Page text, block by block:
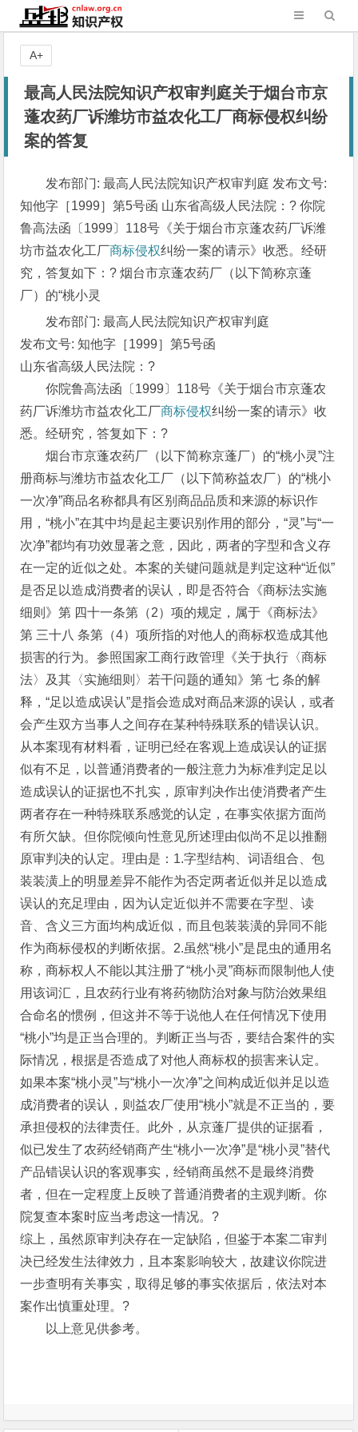
最高人民法院知识产权审判庭关于烟台市京
蓬农药厂诉潍坊市益农化工厂商标侵权纠纷
案的答复
发布部门: 最高人民法院知识产权审判庭 发布文号:
知他字［1999］第5号函 山东省高级人民法院：? 你院
鲁高法函〔1999〕118号《关于烟台市京蓬农药厂诉潍
坊市益农化工厂商标侵权纠纷一案的请示》收悉。经研
究，答复如下：? 烟台市京蓬农药厂（以下简称京蓬
厂）的“桃小灵
发布部门: 最高人民法院知识产权审判庭
发布文号: 知他字［1999］第5号函
山东省高级人民法院：?
你院鲁高法函〔1999〕118号《关于烟台市京蓬农
药厂诉潍坊市益农化工厂商标侵权纠纷一案的请示》收
悉。经研究，答复如下：?
烟台市京蓬农药厂（以下简称京蓬厂）的“桃小灵”注
册商标与潍坊市益农化工厂（以下简称益农厂）的“桃小
一次净”商品名称都具有区别商品品质和来源的标识作
用，“桃小”在其中均是起主要识别作用的部分，“灵”与“一
次净”都均有功效显著之意，因此，两者的字型和含义存
在一定的近似之处。本案的关键问题就是判定这种“近似”
是否足以造成消费者的误认，即是否符合《商标法实施
细则》第 四十一条第（2）项的规定，属于《商标法》
第 三十八 条第（4）项所指的对他人的商标权造成其他
损害的行为。参照国家工商行政管理《关于执行〈商标
法〉及其〈实施细则〉若干问题的通知》第 七 条的解
释，“足以造成误认”是指会造成对商品来源的误认，或者
会产生双方当事人之间存在某种特殊联系的错误认识。
从本案现有材料看，证明已经在客观上造成误认的证据
似有不足，以普通消费者的一般注意力为标准判定足以
造成误认的证据也不扎实，原审判决作出使消费者产生
两者存在一种特殊联系感觉的认定，在事实依据方面尚
有所欠缺。但你院倾向性意见所述理由似尚不足以推翻
原审判决的认定。理由是：1.字型结构、词语组合、包
装装潢上的明显差异不能作为否定两者近似并足以造成
误认的充足理由，因为认定近似并不需要在字型、读
音、含义三方面均构成近似，而且包装装潢的异同不能
作为商标侵权的判断依据。2.虽然“桃小”是昆虫的通用名
称，商标权人不能以其注册了“桃小灵”商标而限制他人使
用该词汇，且农药行业有将药物防治对象与防治效果组
合命名的惯例，但这并不等于说他人在任何情况下使用
“桃小”均是正当合理的。判断正当与否，要结合案件的实
际情况，根据是否造成了对他人商标权的损害来认定。
如果本案“桃小灵”与“桃小一次净”之间构成近似并足以造
成消费者的误认，则益农厂使用“桃小”就是不正当的，要
承担侵权的法律责任。此外，从京蓬厂提供的证据看，
似已发生了农药经销商产生“桃小一次净”是“桃小灵”替代
产品错误认识的客观事实，经销商虽然不是最终消费
者，但在一定程度上反映了普通消费者的主观判断。你
院复查本案时应当考虑这一情况。?
综上，虽然原审判决存在一定缺陷，但鉴于本案二审判
决已经发生法律效力，且本案影响较大，故建议你院进
一步查明有关事实，取得足够的事实依据后，依法对本
案作出慎重处理。?
以上意见供参考。
A+